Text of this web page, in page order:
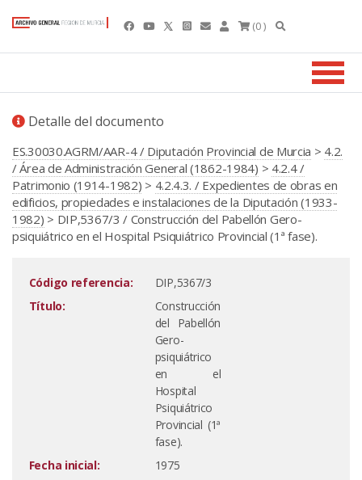
(0 )
Detalle del documento
ES.30030.AGRM/AAR-4 / Diputación Provincial de Murcia > 4.2.
/ Área de Administración General (1862-1984) > 4.2.4 /
Patrimonio (1914-1982) > 4.2.4.3. / Expedientes de obras en
edificios, propiedades e instalaciones de la Diputación (1933-
1982) > DIP,5367/3 / Construcción del Pabellón Gero-
psiquiátrico en el Hospital Psiquiátrico Provincial (1ª fase).
Código referencia:
DIP,5367/3
Título:
Construcción
del Pabellón
Gero-
psiquiátrico
en el
Hospital
Psiquiátrico
Provincial (1ª
fase).
Fecha inicial:
1975